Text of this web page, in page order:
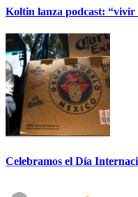
Koltin lanza podcast: “vivir
Celebramos el Día